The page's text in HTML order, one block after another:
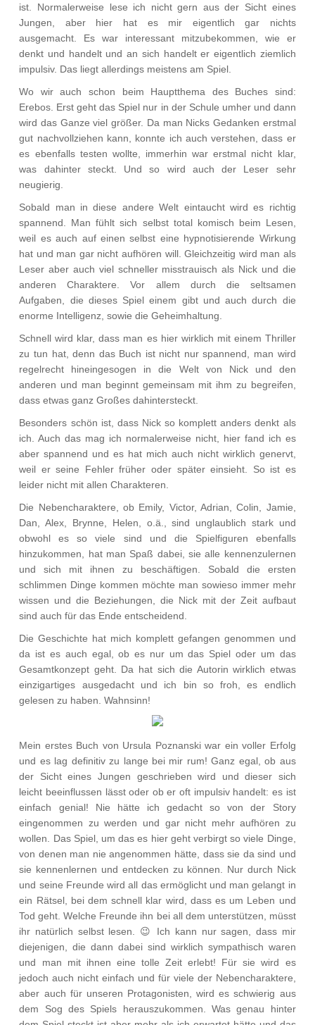
ist. Normalerweise lese ich nicht gern aus der Sicht eines
Jungen, aber hier hat es mir eigentlich gar nichts
ausgemacht. Es war interessant mitzubekommen, wie er
denkt und handelt und an sich handelt er eigentlich ziemlich
impulsiv. Das liegt allerdings meistens am Spiel.
Wo wir auch schon beim Hauptthema des Buches sind:
Erebos. Erst geht das Spiel nur in der Schule umher und dann
wird das Ganze viel größer. Da man Nicks Gedanken erstmal
gut nachvollziehen kann, konnte ich auch verstehen, dass er
es ebenfalls testen wollte, immerhin war erstmal nicht klar,
was dahinter steckt. Und so wird auch der Leser sehr
neugierig.
Sobald man in diese andere Welt eintaucht wird es richtig
spannend. Man fühlt sich selbst total komisch beim Lesen,
weil es auch auf einen selbst eine hypnotisierende Wirkung
hat und man gar nicht aufhören will. Gleichzeitig wird man als
Leser aber auch viel schneller misstrauisch als Nick und die
anderen Charaktere. Vor allem durch die seltsamen
Aufgaben, die dieses Spiel einem gibt und auch durch die
enorme Intelligenz, sowie die Geheimhaltung.
Schnell wird klar, dass man es hier wirklich mit einem Thriller
zu tun hat, denn das Buch ist nicht nur spannend, man wird
regelrecht hineingesogen in die Welt von Nick und den
anderen und man beginnt gemeinsam mit ihm zu begreifen,
dass etwas ganz Großes dahintersteckt.
Besonders schön ist, dass Nick so komplett anders denkt als
ich. Auch das mag ich normalerweise nicht, hier fand ich es
aber spannend und es hat mich auch nicht wirklich genervt,
weil er seine Fehler früher oder später einsieht. So ist es
leider nicht mit allen Charakteren.
Die Nebencharaktere, ob Emily, Victor, Adrian, Colin, Jamie,
Dan, Alex, Brynne, Helen, o.ä., sind unglaublich stark und
obwohl es so viele sind und die Spielfiguren ebenfalls
hinzukommen, hat man Spaß dabei, sie alle kennenzulernen
und sich mit ihnen zu beschäftigen. Sobald die ersten
schlimmen Dinge kommen möchte man sowieso immer mehr
wissen und die Beziehungen, die Nick mit der Zeit aufbaut
sind auch für das Ende entscheidend.
Die Geschichte hat mich komplett gefangen genommen und
da ist es auch egal, ob es nur um das Spiel oder um das
Gesamtkonzept geht. Da hat sich die Autorin wirklich etwas
einzigartiges ausgedacht und ich bin so froh, es endlich
gelesen zu haben. Wahnsinn!
Mein erstes Buch von Ursula Poznanski war ein voller Erfolg
und es lag definitiv zu lange bei mir rum! Ganz egal, ob aus
der Sicht eines Jungen geschrieben wird und dieser sich
leicht beeinflussen lässt oder ob er oft impulsiv handelt: es ist
einfach genial! Nie hätte ich gedacht so von der Story
eingenommen zu werden und gar nicht mehr aufhören zu
wollen. Das Spiel, um das es hier geht verbirgt so viele Dinge,
von denen man nie angenommen hätte, dass sie da sind und
sie kennenlernen und entdecken zu können. Nur durch Nick
und seine Freunde wird all das ermöglicht und man gelangt in
ein Rätsel, bei dem schnell klar wird, dass es um Leben und
Tod geht. Welche Freunde ihn bei all dem unterstützen, müsst
ihr natürlich selbst lesen. 😉 Ich kann nur sagen, dass mir
diejenigen, die dann dabei sind wirklich sympathisch waren
und man mit ihnen eine tolle Zeit erlebt! Für sie wird es
jedoch auch nicht einfach und für viele der Nebencharaktere,
aber auch für unseren Protagonisten, wird es schwierig aus
dem Sog des Spiels herauszukommen. Was genau hinter